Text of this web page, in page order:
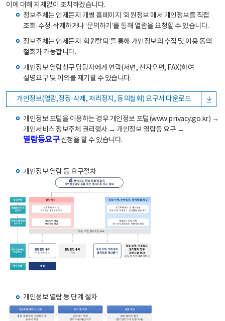
이에 대해 지체없이 조치하겠습니다.
정보주체는 언제든지 개별 홈페이지 ‘회원정보’에서 개인정보를 직접
조회·수정·삭제하거나 ‘문의하기’를 통해 열람을 요청할 수 있습니다.
정보주체는 언제든지 ‘회원탈퇴’를 통해 개인정보의 수집 및 이용 동의
철회가 가능합니다.
개인정보 열람청구 담당자에게 연락(서면, 전자우편, FAX)하여
설명요구 및 이의를 제기할 수 있습니다.
개인정보(열람,정정·삭제, 처리정지, 동의철회) 요구서 다운로드
개인정보 포털을 이용하는 경우 개인정보 포털(www.privacy.go.kr) →
개인서비스 정보주체 권리행사 → 개인정보 열람등 요구 →
열람등요구신청을 할 수 있습니다.
개인정보 열람 등 요구절차
개인정보 열람 등 단계 절차